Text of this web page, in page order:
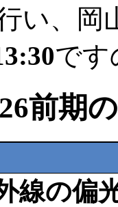
い、岡
です
前期
線の偏